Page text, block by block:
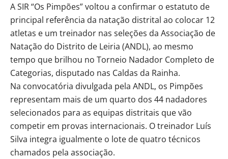
A SIR “Os Pimpões” voltou a confirmar o estatuto de
principal referência da natação distrital ao colocar 12
atletas e um treinador nas seleções da Associação de
Natação do Distrito de Leiria (ANDL), ao mesmo
tempo que brilhou no Torneio Nadador Completo de
Categorias, disputado nas Caldas da Rainha.
Na convocatória divulgada pela ANDL, os Pimpões
representam mais de um quarto dos 44 nadadores
selecionados para as equipas distritais que vão
competir em provas internacionais. O treinador Luís
Silva integra igualmente o lote de quatro técnicos
chamados pela associação.